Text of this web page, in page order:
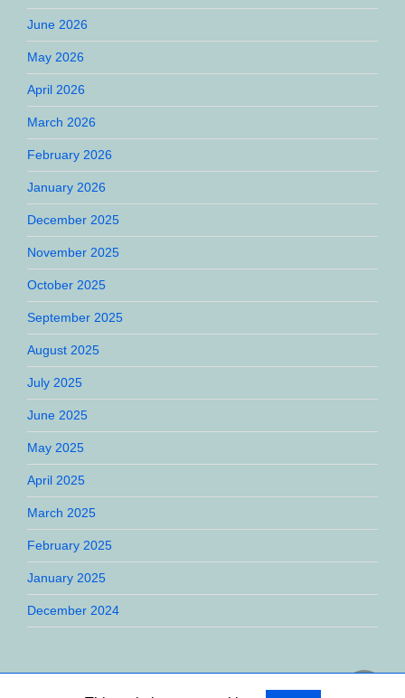
June 2026
May 2026
April 2026
March 2026
February 2026
January 2026
December 2025
November 2025
October 2025
September 2025
August 2025
July 2025
June 2025
May 2025
April 2025
March 2025
February 2025
January 2025
December 2024